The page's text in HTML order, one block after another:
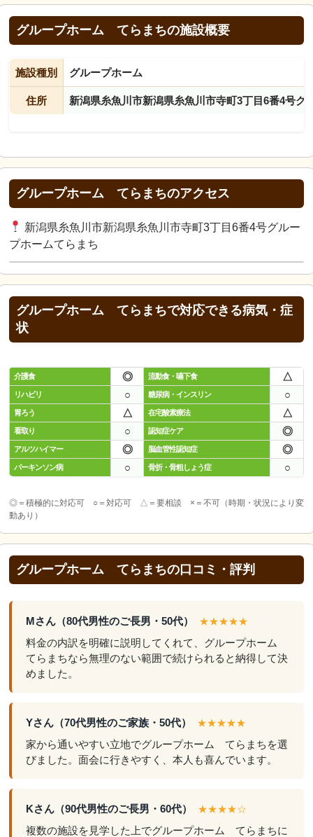
グループホーム てらまちの施設概要
施設種別 グループホーム
住所 新潟県糸魚川市新潟県糸魚川市寺町3丁目6番4号グ
グループホーム てらまちのアクセス
新潟県糸魚川市新潟県糸魚川市寺町3丁目6番4号グルー
プホームてらまち
グループホーム てらまちで対応できる病気・症
状
介護食 ◎ 流動食・嚥下食 △
リハビリ ○ 糖尿病・インスリン ○
胃ろう △ 在宅酸素療法 △
看取り ○ 認知症ケア ◎
アルツハイマー ◎ 脳血管性認知症 ◎
パーキンソン病 ○ 骨折・骨粗しょう症 ○
◎＝積極的に対応可 ○＝対応可 △＝要相談 ×＝不可（時期・状況により変
動あり）
グループホーム てらまちの口コミ・評判
Mさん（80代男性のご長男・50代） ★★★★★
料金の内訳を明確に説明してくれて、グループホーム
てらまちなら無理のない範囲で続けられると納得して決
めました。
Yさん（70代男性のご家族・50代） ★★★★★
家から通いやすい立地でグループホーム てらまちを選
びました。面会に行きやすく、本人も喜んでいます。
Kさん（90代男性のご長男・60代） ★★★★☆
複数の施設を見学した上でグループホーム てらまちに